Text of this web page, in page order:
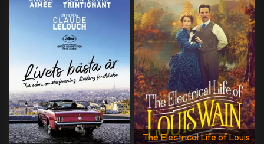
The Electrical Life of Louis